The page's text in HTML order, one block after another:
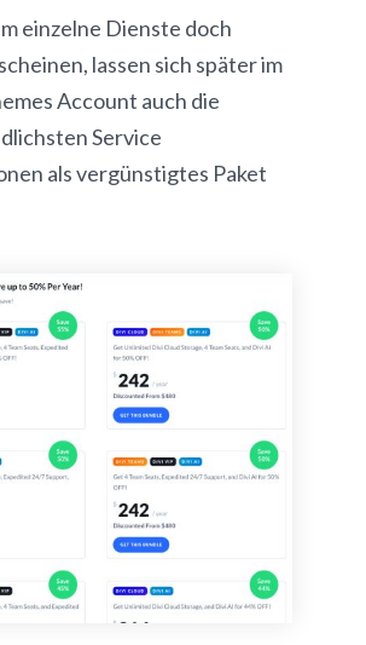
einzelne Dienste doch
lassen sich später im
Account auch die
Service
als vergünstigtes Paket